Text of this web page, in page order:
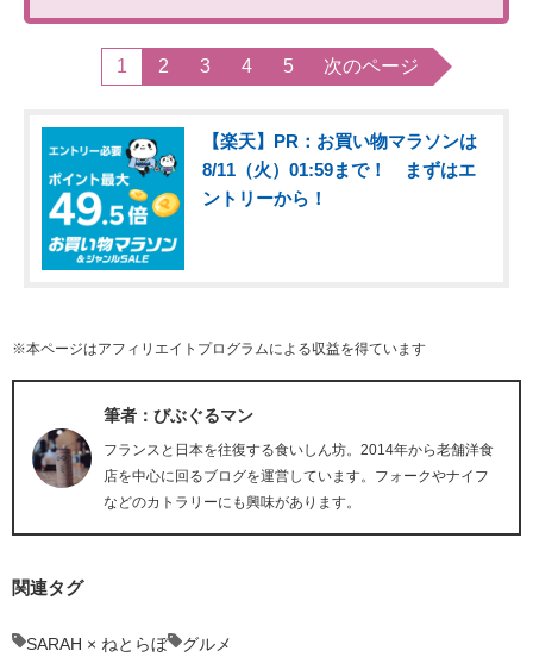
1 2 3 4 5 次のページ
【楽天】PR：お買い物マラソンは
8/11（火）01:59まで！ まずはエ
ントリーから！
※本ページはアフィリエイトプログラムによる収益を得ています
筆者：びぶぐるマン
フランスと日本を往復する食いしん坊。2014年から老舗洋食
店を中心に回るブログを運営しています。フォークやナイフ
などのカトラリーにも興味があります。
関連タグ
SARAH × ねとらぼ グルメ